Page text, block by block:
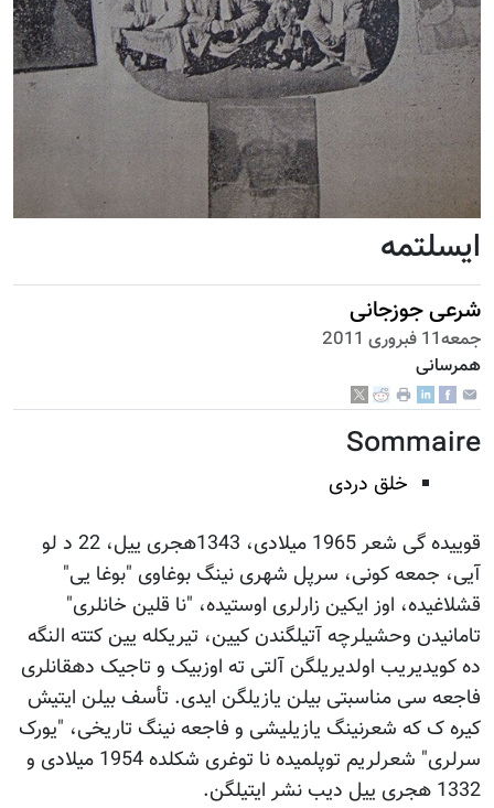
ایسلتمه
شرعی جوزجانی
جمعه11 فبروری 2011
همرسانی
Sommaire
خلق دردی
قوییده گی شعر 1965 میلادی، 1343هجری ییل، 22 د لو
آیی، جمعه کونی، سرپل شهری نینگ بوغاوی "بوغا یی"
قشلاغیده، اوز ایکین زارلری اوستیده، "نا قلین خانلری"
تامانیدن وحشیلرچه آتیلگندن کیین، تیریکله یین کتته النگه
ده کویدیریب اولدیریلگن آلتی ته اوزبیک و تاجیک دهقانلری
فاجعه سی مناسبتی بیلن یازیلگن ایدی. تأسف بیلن ایتیش
کیره ک که شعرنینگ یازیلیشی و فاجعه نینگ تاریخی، "یورک
سرلری" شعرلریم توپلمیده نا توغری شکلده 1954 میلادی و
1332 هجری ییل دیب نشر ایتیلگن.